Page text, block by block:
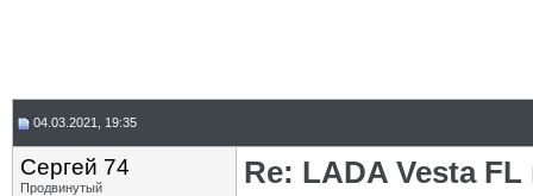
04.03.2021, 19:35
Сергей 74
Продвинутый Re: LADA Vesta